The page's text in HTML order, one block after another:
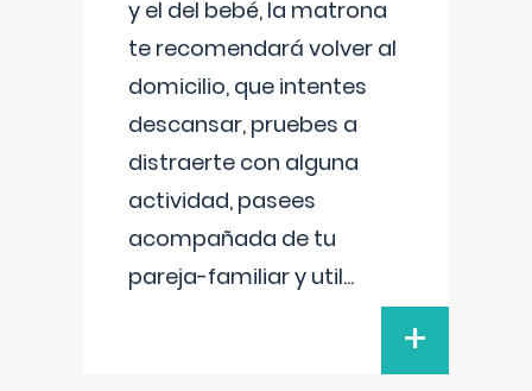
y el del bebé, la matrona
te recomendará volver al
domicilio, que intentes
descansar, pruebes a
distraerte con alguna
actividad, pasees
acompañada de tu
pareja-familiar y util...
+